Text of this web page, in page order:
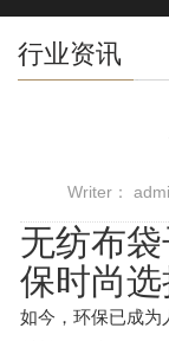
行业资讯
Writer：
无纺布
保时尚选
如今，环保已成为